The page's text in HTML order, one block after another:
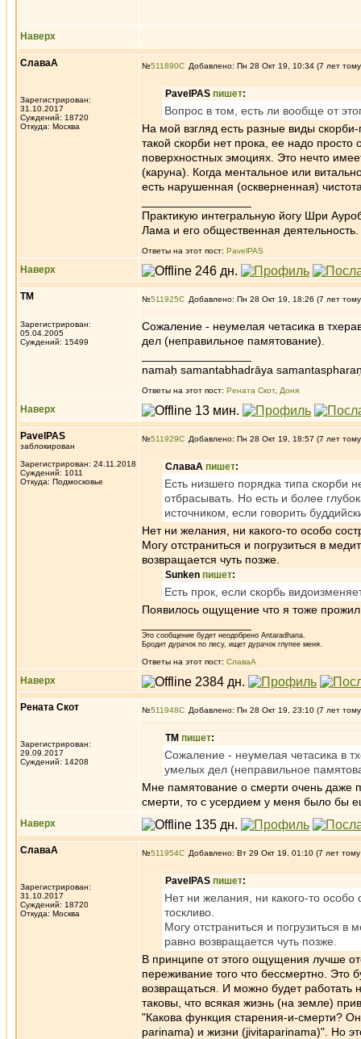
Наверх
СлаваА
Зарегистрирован:
31.10.2017
Суждений: 18720
Откуда: Москва
№511890 Добавлено: Пн 28 Окт 19, 10:34 (7 лет
PavelPAS пишет:
Вопрос в том, есть ли вообще от
На мой взгляд есть разные виды
такой скорби нет прока, ее надо просто
поверхностных эмоциях. Это нечто
(каруна). Когда ментальное или
есть нарушенная (оскверненная)
Практикую интегральную йогу Шри
Лама и его общественная деятельность.
Ответы на этот пост: PavelPAS
Наверх
ТМ
Зарегистрирован:
05.04.2005
Суждений: 15499
№511925 Добавлено: Пн 28 Окт 19, 18:26 (7 лет
Сожаление - неумелая четасика в
дел (неправильное памятование).
namaḥ samantabhadrāya
Ответы на этот пост: Рената Скот, Доня
Наверх
PavelPAS
заблокирован
Зарегистрирован: 24.11.2018
Суждений: 1011
Откуда: Подмосковье
№511929 Добавлено: Пн 28 Окт 19, 18:57 (7 лет
СлаваА пишет:
Есть низшего порядка типа скорби
отбрасывать. Но есть и более
источником, если говорить
Нет ни желания, ни какого-то особо
Могу отстраниться и погрузиться в
возвращается чуть позже.
Sunken пишет:
Есть прок, если скорбь
Появилось ощущение что я тоже
Это сообщение будет неодобрено Antaradhana.
Бродит дурачок по лесу, ищет дурачок глупее меня.
Ответы на этот пост: СлаваА
Наверх
Рената Скот
Зарегистрирован:
29.09.2017
Суждений: 14208
№511948 Добавлено: Пн 28 Окт 19, 23:10 (7 лет
ТМ пишет:
Сожаление - неумелая четасика в
умелых дел (неправильное
Мне памятование о смерти очень даже
смерти, то с усердием у меня было бы
Наверх
СлаваА
Зарегистрирован:
31.10.2017
Суждений: 18720
Откуда: Москва
№511954 Добавлено: Вт 29 Окт 19, 01:10 (7 лет
PavelPAS пишет:
Нет ни желания, ни какого-то
тоскливо.
Могу отстраниться и погрузиться
равно возвращается чуть позже.
В принципе от этого ощущения лучше
переживание того что бессмертно. Это
возвращаться. И можно будет работать
таковы, что всякая жизнь (на земле)
"Какова функция старения-и-смерти?
parinama) и жизни (jivitaparinama)". Но